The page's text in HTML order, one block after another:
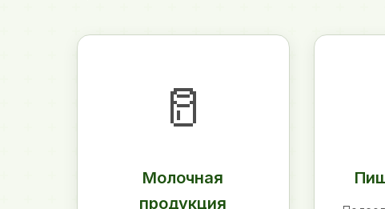
🥛
Молочная
продукция